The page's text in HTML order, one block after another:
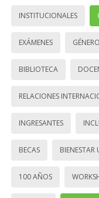
INSTITUCIONALES
EXÁMENES GÉNERO
BIBLIOTECA
RELACIONES
INGRESANTES
BECAS BIENESTAR
100 AÑOS